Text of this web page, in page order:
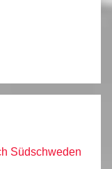
Südschweden